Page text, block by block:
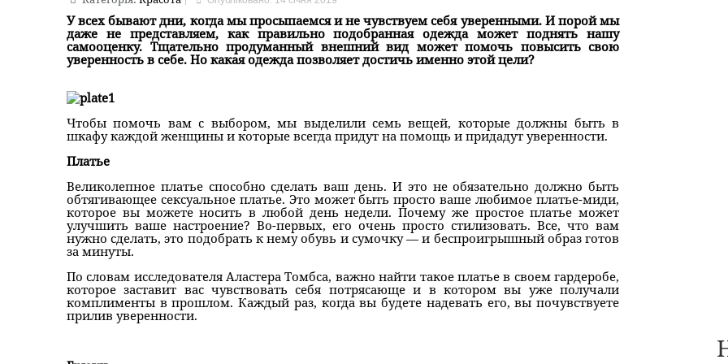
У всех бывают дни, когда мы просыпаемся и не чувствуем себя уверенными. И порой мы
даже не представляем, как правильно подобранная одежда может поднять нашу
самооценку. Тщательно продуманный внешний вид может помочь повысить свою
уверенность в себе. Но какая одежда позволяет достичь именно этой цели?
Чтобы помочь вам с выбором, мы выделили семь вещей, которые должны быть в
шкафу каждой женщины и которые всегда придут на помощь и придадут уверенности.
Платье
Великолепное платье способно сделать ваш день. И это не обязательно должно быть
обтягивающее сексуальное платье. Это может быть просто ваше любимое платье-миди,
которое вы можете носить в любой день недели. Почему же простое платье может
улучшить ваше настроение? Во-первых, его очень просто стилизовать. Все, что вам
нужно сделать, это подобрать к нему обувь и сумочку — и беспроигрышный образ готов
за минуты.
По словам исследователя Аластера Томбса, важно найти такое платье в своем гардеробе,
которое заставит вас чувствовать себя потрясающе и в котором вы уже получали
комплименты в прошлом. Каждый раз, когда вы будете надевать его, вы почувствуете
прилив уверенности.